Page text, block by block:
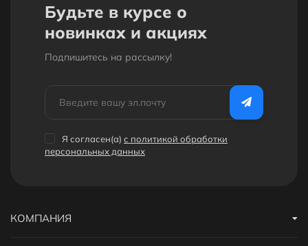
Будьте в курсе о
новинках и акциях
Подпишитесь на рассылкy!
Я согласен(a) с политикой обработки
персональных данных
КОМПАНИЯ